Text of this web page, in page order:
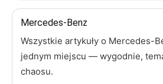
Mercedes-Benz
Wszystkie artykuły o Mercedes-
jednym miejscu — wygodnie,
chaosu.